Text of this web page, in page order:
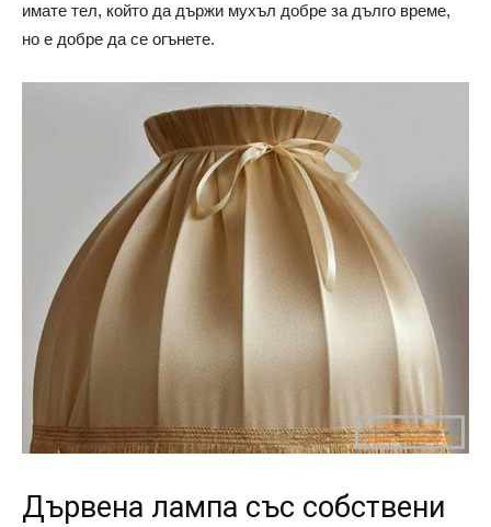
имате тел, който да държи мухъл добре за дълго време,
но е добре да се огънете.
Дървена лампа със собствени